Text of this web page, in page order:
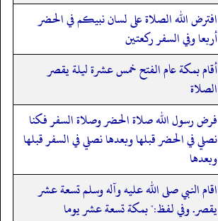
افترض الله الصلاة على لسان نبيكم في الحضر
أربعا وفي السفر ركعتين
أقام بمكة عام الفتح خمس عشرة ليلة يقصر
الصلاة
فرض رسول الله صلاة الحضر وصلاة السفر فكنا
نصلي في الحضر قبلها وبعدها نصلي في السفر قبلها
وبعدها
اقام النبي صلى الله عليه وآله وسلم تسعة عشر
يقصر. وفي لفظ:" بمكة تسعة عشر يوما